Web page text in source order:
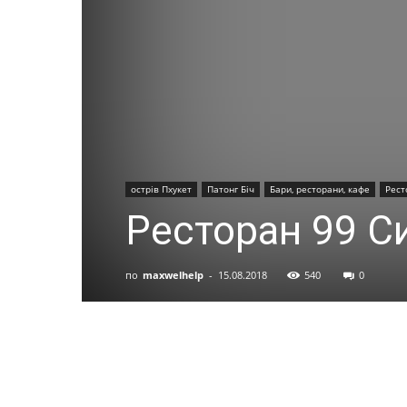
острів Пхукет Патонг Біч Бари, ресторани, кафе
Ресторан 99
по maxwelhelp - 15.08.2018 540 0